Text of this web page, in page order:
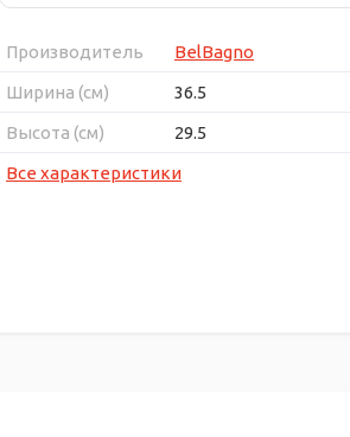
Производитель
BelBagno
Ширина (см)
36.5
Высота (см)
29.5
Все характеристики